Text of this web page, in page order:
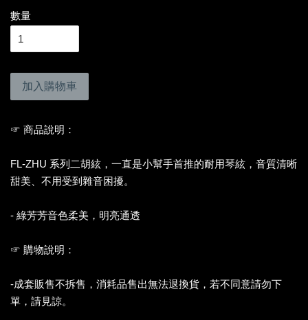
數量
加入購物車
☞ 商品說明：
FL-ZHU 系列二胡絃，一直是小幫手首推的耐用琴絃，音質清晰
甜美、不用受到雜音困擾。
- 綠芳芳音色柔美，明亮通透
☞ 購物說明：
-成套販售不拆售，消耗品售出無法退換貨，若不同意請勿下
單，請見諒。